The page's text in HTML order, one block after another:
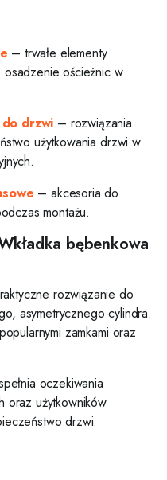
– trwałe elementy
ościeżnic w
do drzwi – rozwiązania
użytkowania drzwi w
– akcesoria do
montażu.
bębenkowa
rozwiązanie do
asymetrycznego cylindra.
zamkami oraz
oczekiwania
oraz użytkowników
drzwi.